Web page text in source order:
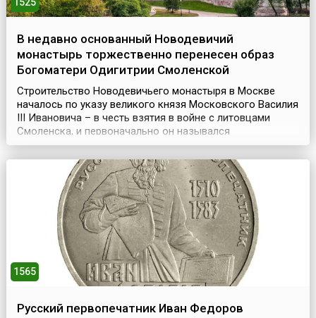
В недавно основанный Новодевичий
монастырь торжественно перенесен образ
Богоматери Одигитрии Смоленской
Строительство Новодевичьего монастыря в Москве
началось по указу великого князя Московского Василия
III Ивановича – в честь взятия в войне с литовцами
Смоленска, и первоначально он назывался
«Богородице-Смоленский». Монастырь представлял
собой крепость, обнесенную мощной крепостной стеной
с 12 башнями.Год спустя, (28 июля) 7 августа 1525 года,
сюда из Благовещенского собора московского Кремля
1565
Русский первопечатник Иван Федоров